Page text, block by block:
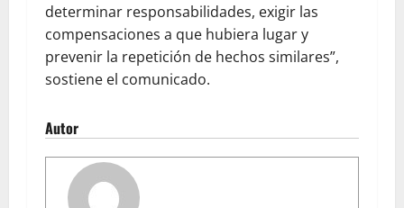
determinar responsabilidades, exigir las
compensaciones a que hubiera lugar y
prevenir la repetición de hechos similares”,
sostiene el comunicado.
Autor